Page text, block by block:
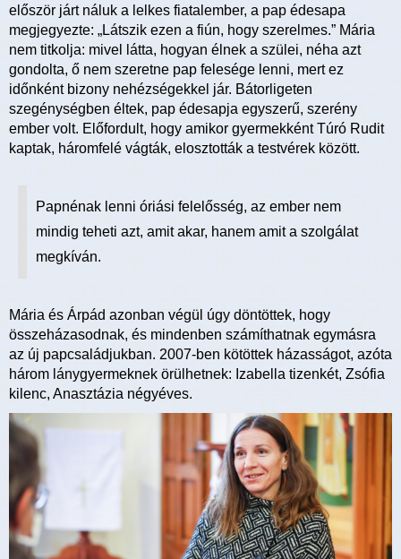
először járt náluk a lelkes fiatalember, a pap édesapa
megjegyezte: „Látszik ezen a fiún, hogy szerelmes.” Mária
nem titkolja: mivel látta, hogyan élnek a szülei, néha azt
gondolta, ő nem szeretne pap felesége lenni, mert ez
időnként bizony nehézségekkel jár. Bátorligeten
szegénységben éltek, pap édesapja egyszerű, szerény
ember volt. Előfordult, hogy amikor gyermekként Túró Rudit
kaptak, háromfelé vágták, elosztották a testvérek között.
Papnénak lenni óriási felelősség, az ember nem
mindig teheti azt, amit akar, hanem amit a szolgálat
megkíván.
Mária és Árpád azonban végül úgy döntöttek, hogy
összeházasodnak, és mindenben számíthatnak egymásra
az új papcsaládjukban. 2007-ben kötöttek házasságot, azóta
három lánygyermeknek örülhetnek: Izabella tizenkét, Zsófia
kilenc, Anasztázia négyéves.